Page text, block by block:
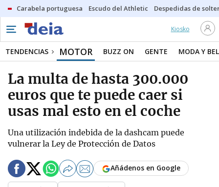
Carabela portuguesa Escudo del Athletic Despedidas de
Kiosko
TENDENCIAS MOTOR BUZZ ON GENTE MODA Y
La multa de hasta 300.000
euros que te puede caer si
usas mal esto en el coche
Una utilización indebida de la dashcam puede
vulnerar la Ley de Protección de Datos
Añádenos en Google